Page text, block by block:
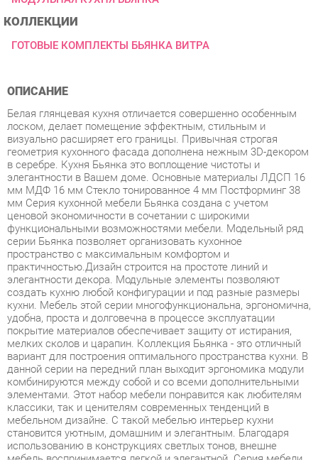
ГОТОВЫЕ КОМПЛЕКТЫ БЬЯНКА ВИТРА
ОПИСАНИЕ
лоском, делает помещение эффектным, стильным и
визуально расширяет его границы. Привычная строгая
геометрия кухонного фасада дополнена нежным 3D-декором
в серебре. Кухня Бьянка это воплощение чистоты и
элегантности в Вашем доме. Основные материалы ЛДСП 16
мм МДФ 16 мм Стекло тонированное 4 мм Постформинг 38
мм Серия кухонной мебели Бьянка создана с учетом
ценовой экономичности в сочетании с широкими
функциональными возможностями мебели. Модельный ряд
серии Бьянка позволяет организовать кухонное
пространство с максимальным комфортом и
практичностью.Дизайн строится на простоте линий и
элегантности декора. Модульные элементы позволяют
создать кухню любой конфигурации и под разные размеры
кухни. Мебель этой серии многофункциональна, эргономична,
удобна, проста и долговечна в процессе эксплуатации
покрытие материалов обеспечивает защиту от истирания,
мелких сколов и царапин. Коллекция Бьянка - это отличный
вариант для построения оптимального пространства кухни. В
данной серии на передний план выходит эргономика модули
комбинируются между собой и со всеми дополнительными
элементами. Этот набор мебели понравится как любителям
классики, так и ценителям современных тенденций в
мебельном дизайне. С такой мебелью интерьер кухни
становится уютным, домашним и элегантным. Благодаря
использованию в конструкциях светлых тонов, внешне
мебель воспринимается легкой и элегантной. Серия мебели
Бьянка - это современное и качественное оснащение для
любой кухни, позволяющее оптимизировать пространство
без ущерба для функциональности и удобства. Светлая и
гармоничная кухня привнесет атмосферу уюта и комфорта в